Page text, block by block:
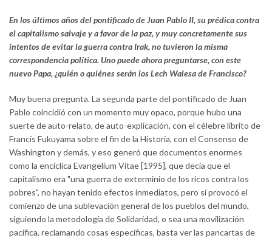
En los últimos años del pontificado de Juan Pablo II, su prédica contra
el capitalismo salvaje y a favor de la paz, y muy concretamente sus
intentos de evitar la guerra contra Irak, no tuvieron la misma
correspondencia política. Uno puede ahora preguntarse, con este
nuevo Papa, ¿quién o quiénes serán los Lech Walesa de Francisco?
Muy buena pregunta. La segunda parte del pontificado de Juan
Pablo coincidió con un momento muy opaco, porque hubo una
suerte de auto-relato, de auto-explicación, con el célebre librito de
Francis Fukuyama sobre el fin de la Historia, con el Consenso de
Washington y demás, y eso generó que documentos enormes
como la encíclica Evangelium Vitae [1995], que decía que el
capitalismo era "una guerra de exterminio de los ricos contra los
pobres", no hayan tenido efectos inmediatos, pero sí provocó el
comienzo de una sublevación general de los pueblos del mundo,
siguiendo la metodología de Solidaridad, o sea una movilización
pacífica, reclamando cosas específicas, basta ver las pancartas de